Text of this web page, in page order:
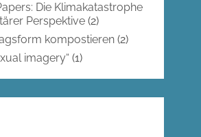
Die Klimakatastrophe
Perspektive(2)
kompostieren(2)
imagery“ (1)